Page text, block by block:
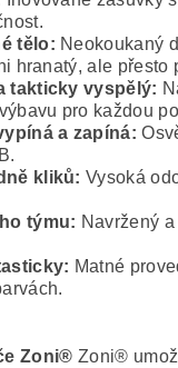
tělo: Neokoukaný
hranatý, ale přesto
takticky vyspělý:
pro každou
a zapíná:
kliků: Vysoká
týmu: Navržený
Matné
Zoni® Zoni®